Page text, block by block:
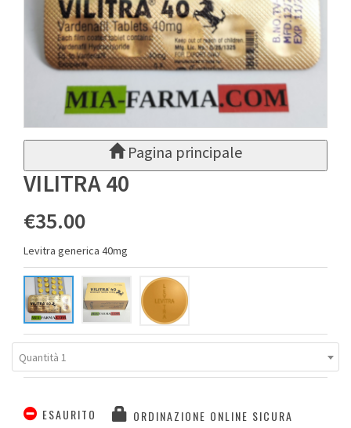
Pagina principale
VILITRA 40
€35.00
Levitra generica 40mg
Quantità 1
ESAURITO ORDINAZIONE ONLINE SICURA